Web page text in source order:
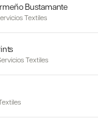
Bustamante
Textiles
Textiles